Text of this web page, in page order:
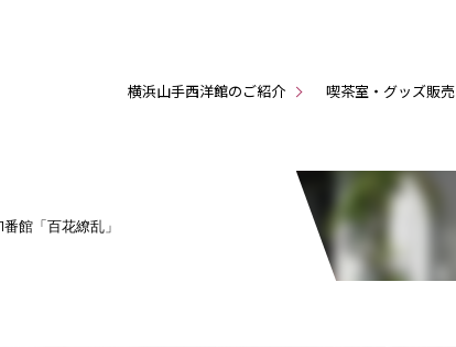
横浜山手西洋館のご紹介 喫茶室・グッズ販売
番館「百花繚乱」